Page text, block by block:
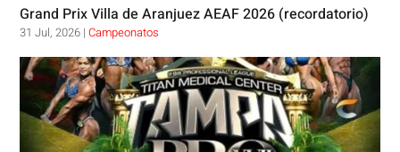
Grand Prix Villa de Aranjuez AEAF 2026 (recordatorio)
31 Jul, 2026 |Campeonatos